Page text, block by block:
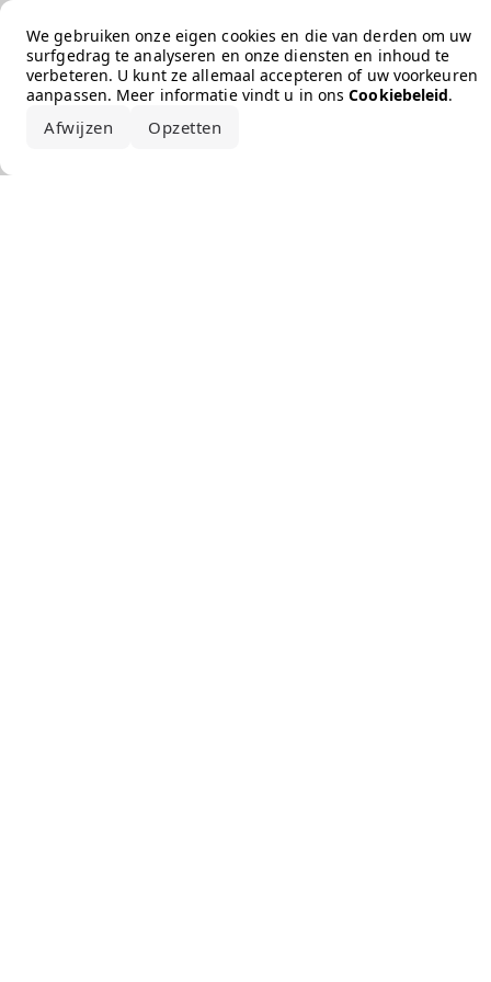
We gebruiken onze eigen cookies en die van derden om uw
surfgedrag te analyseren en onze diensten en inhoud te
verbeteren. U kunt ze allemaal accepteren of uw voorkeuren
aanpassen. Meer informatie vindt u in onsCookiebeleid.
Afwijzen Opzetten
Error loading the brand